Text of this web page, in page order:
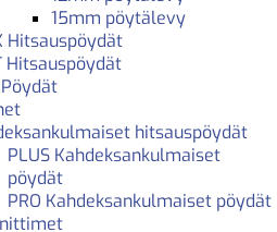
15mm pöytälevy
Hitsauspöydät
Hitsauspöydät
Pöydät
hitsauspöydät
PLUS Kahdeksankulmaiset
pöydät
PRO Kahdeksankulmaiset pöydät